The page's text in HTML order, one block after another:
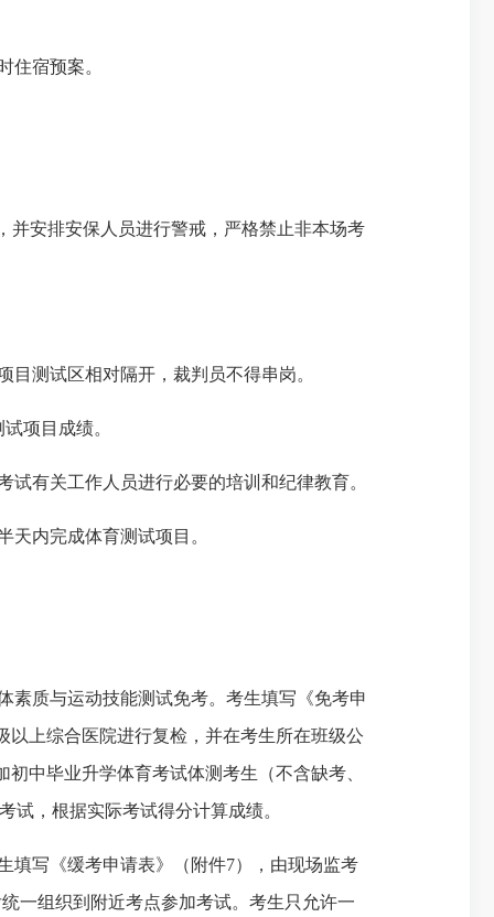
住宿预案。
并安排安保人员进行警戒，严格禁止非本场考
测试区相对隔开，裁判员不得串岗。
项目成绩。
有关工作人员进行必要的培训和纪律教育。
内完成体育测试项目。
素质与运动技能测试免考。考生填写《免考申
上综合医院进行复检，并在考生所在班级公
中毕业升学体育考试体测考生（不含缺考、
试，根据实际考试得分计算成绩。
填写《缓考申请表》 （附件7）
，由现场监考
一组织到附近考点参加考试。考生只允许一